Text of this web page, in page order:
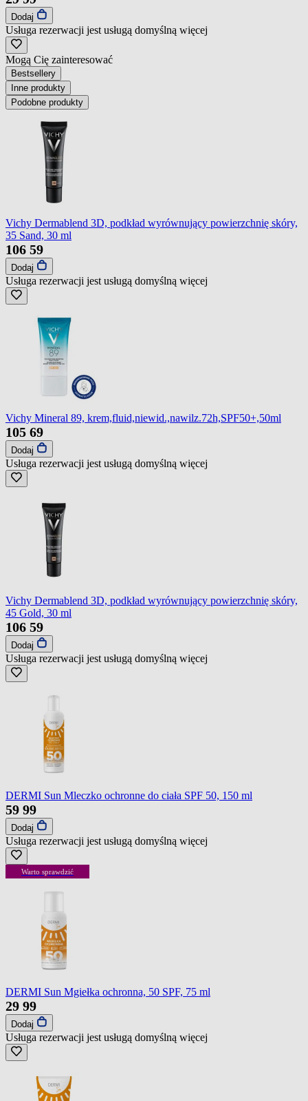
Dodaj
Usługa rezerwacji jest usługą domyślną więcej
Mogą Cię zainteresować
Bestsellery
Inne produkty
Podobne produkty
Vichy Dermablend 3D, podkład wyrównujący powierzchnię skóry,
35 Sand, 30 ml
106 59
Dodaj
Usługa rezerwacji jest usługą domyślną więcej
Vichy Mineral 89, krem,fluid,niewid.,nawilz.72h,SPF50+,50ml
105 69
Dodaj
Usługa rezerwacji jest usługą domyślną więcej
Vichy Dermablend 3D, podkład wyrównujący powierzchnię skóry,
45 Gold, 30 ml
106 59
Dodaj
Usługa rezerwacji jest usługą domyślną więcej
DERMI Sun Mleczko ochronne do ciała SPF 50, 150 ml
59 99
Dodaj
Usługa rezerwacji jest usługą domyślną więcej
Warto sprawdzić
DERMI Sun Mgiełka ochronna, 50 SPF, 75 ml
29 99
Dodaj
Usługa rezerwacji jest usługą domyślną więcej